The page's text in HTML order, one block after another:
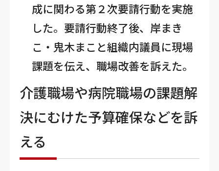
成に関わる第２次要請行動を実施
した。要請行動終了後、岸まき
こ・鬼木まこと組織内議員に現場
課題を伝え、職場改善を訴えた。
介護職場や病院職場の課題解
決にむけた予算確保などを訴
える